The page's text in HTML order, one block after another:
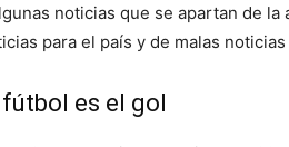
noticias que se apartan de
para el país y de malas noticias
es el gol